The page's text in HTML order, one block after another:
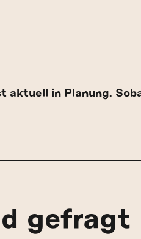
aktuell in Planung.
gefragt